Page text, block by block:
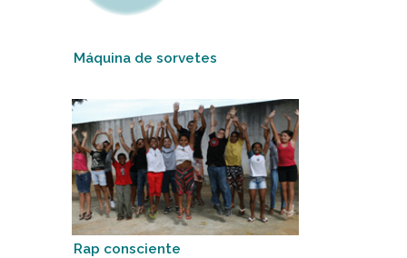
Máquina de sorvetes
Rap consciente